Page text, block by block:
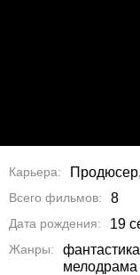
Карьера
Всего фильмов 8
Дата рождения 19
Жанры
мелодрама